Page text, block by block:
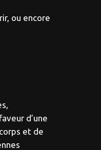
ou encore
d’une
et de